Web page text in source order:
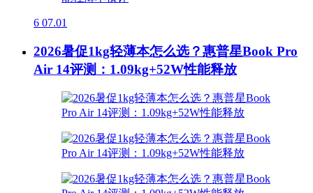
6 07.01
2026暑促1kg轻薄本怎么选？惠普星Book Pro
Air 14评测：1.09kg+52W性能释放